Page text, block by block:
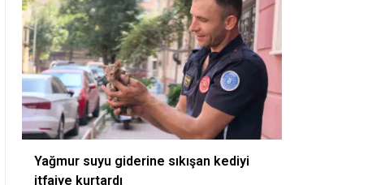
Yağmur suyu giderine sıkışan kediyi
itfaiye kurtardı